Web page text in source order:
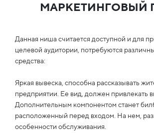
МАРКЕТИНГОВЫЙ
Данная ниша считается доступной и для
целевой аудитории, потребуются
средства:
Яркая вывеска, способна рассказывать
предприятии. Ее вид, должен привлекать
Дополнительным компонентом станет
расположенный перед входом. На нем,
особенности обслуживания.